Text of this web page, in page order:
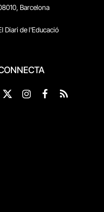
Barcelona
Diari de l'Educació
X
Instagram
Facebook
RSS